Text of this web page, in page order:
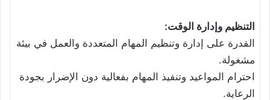
التنظيم وإدارة الوقت:
القدرة على إدارة وتنظيم المهام المتعددة والعمل في بيئة
مشغولة.
احترام المواعيد وتنفيذ المهام بفعالية دون الإضرار بجودة
الرعاية.